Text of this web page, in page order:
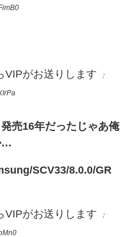
VIPがお送りします ：
売16年だったじゃあ俺
…
SCV33/8.0.0/GR
VIPがお送りします ：